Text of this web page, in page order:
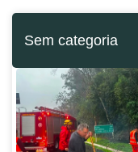
Sem categoria